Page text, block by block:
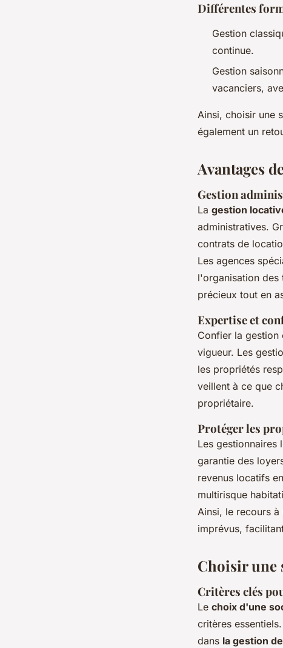
Différentes
Gestion
continue.
Gestion
vacanciers,
Ainsi, choisir une
également un
Avantages
Gestion
La gestion
administratives.
contrats de
Les agences
l'organisation des
précieux tout en
Expertise et
Confier la gestion
vigueur. Les
les propriétés
veillent à ce que
propriétaire.
Protéger les
Les gestionnaires
garantie des
revenus locatifs
multirisque
Ainsi, le recours à
imprévus,
Choisir une
Critères clés
Le choix d'une
critères
dans la gestion